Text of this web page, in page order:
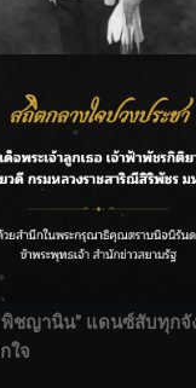
ารทอง” จากป่าเสื่อมโท
ราชดำริ
ส์) บุกตลาดโกลบอลต่อเนื่
นความเจ็บให้กลายเป็น
ร่งพร่องน้ำแม่น้ำปิง รับ
ชญานิน” แดนซ์สับทุกจั
ใจ